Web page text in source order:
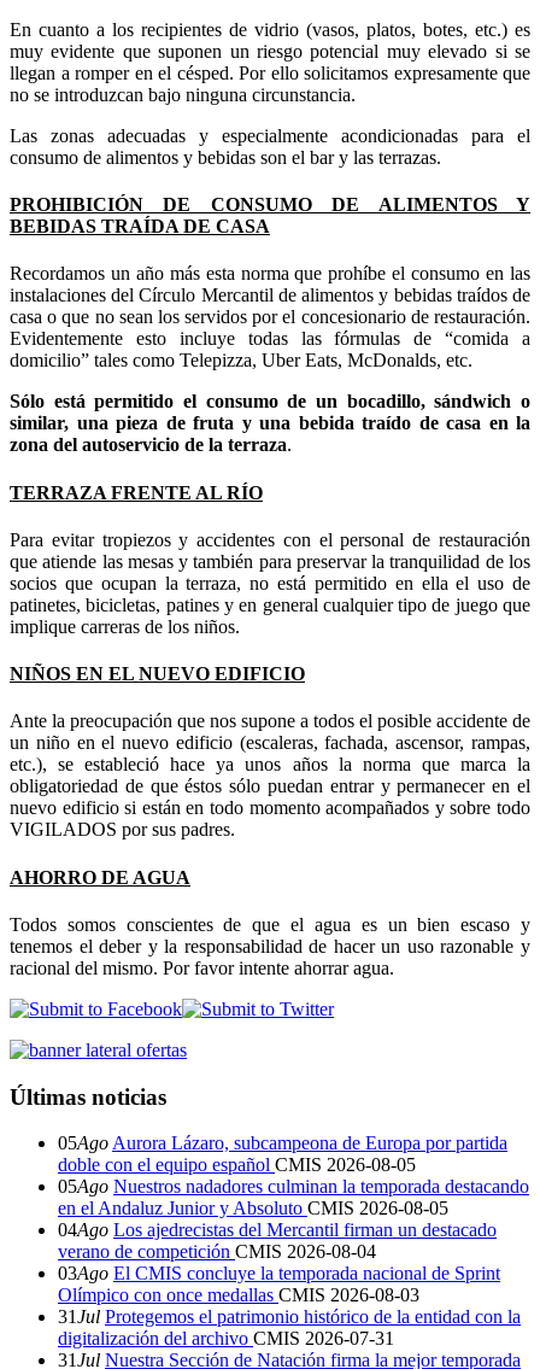
En cuanto a los recipientes de vidrio (vasos, platos, botes, etc.) es
muy evidente que suponen un riesgo potencial muy elevado si se
llegan a romper en el césped. Por ello solicitamos expresamente que
no se introduzcan bajo ninguna circunstancia.
Las zonas adecuadas y especialmente acondicionadas para el
consumo de alimentos y bebidas son el bar y las terrazas.
PROHIBICIÓN DE CONSUMO DE ALIMENTOS Y
BEBIDAS TRAÍDA DE CASA
Recordamos un año más esta norma que prohíbe el consumo en las
instalaciones del Círculo Mercantil de alimentos y bebidas traídos de
casa o que no sean los servidos por el concesionario de restauración.
Evidentemente esto incluye todas las fórmulas de “comida a
domicilio” tales como Telepizza, Uber Eats, McDonalds, etc.
Sólo está permitido el consumo de un bocadillo, sándwich o
similar, una pieza de fruta y una bebida traído de casa en la
zona del autoservicio de la terraza.
TERRAZA FRENTE AL RÍO
Para evitar tropiezos y accidentes con el personal de restauración
que atiende las mesas y también para preservar la tranquilidad de los
socios que ocupan la terraza, no está permitido en ella el uso de
patinetes, bicicletas, patines y en general cualquier tipo de juego que
implique carreras de los niños.
NIÑOS EN EL NUEVO EDIFICIO
Ante la preocupación que nos supone a todos el posible accidente de
un niño en el nuevo edificio (escaleras, fachada, ascensor, rampas,
etc.), se estableció hace ya unos años la norma que marca la
obligatoriedad de que éstos sólo puedan entrar y permanecer en el
nuevo edificio si están en todo momento acompañados y sobre todo
VIGILADOS por sus padres.
AHORRO DE AGUA
Todos somos conscientes de que el agua es un bien escaso y
tenemos el deber y la responsabilidad de hacer un uso razonable y
racional del mismo. Por favor intente ahorrar agua.
Últimas noticias
05Ago Aurora Lázaro, subcampeona de Europa por partida
doble con el equipo español CMIS 2026-08-05
05Ago Nuestros nadadores culminan la temporada destacando
en el Andaluz Junior y Absoluto CMIS 2026-08-05
04Ago Los ajedrecistas del Mercantil firman un destacado
verano de competición CMIS 2026-08-04
03Ago El CMIS concluye la temporada nacional de Sprint
Olímpico con once medallas CMIS 2026-08-03
31Jul Protegemos el patrimonio histórico de la entidad con la
digitalización del archivo CMIS 2026-07-31
31Jul Nuestra Sección de Natación firma la mejor temporada